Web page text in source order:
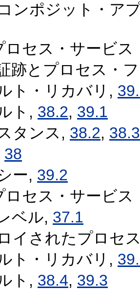
ンポジット・ア
ロセス・サービ
跡とプロセス・
ト・リカバリ,
ト, 38.2, 39.1
タンス, 38.2, 38.3
38
ー, 39.2
ロセス・サービス
ベル, 37.1
イされたプロセ
ト・リカバリ,
ト, 38.4, 39.3